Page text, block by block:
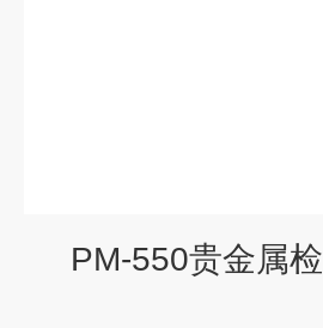
PM-550贵金属